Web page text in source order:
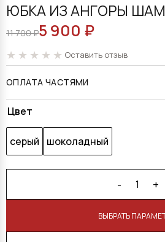
ЮБКА ИЗ АНГОРЫ ШАМ
11 700₽
ПЕРВОНАЧАЛЬНАЯ
ЦЕНА
СОСТАВЛЯЛА
11
700 ₽.
5 900 ₽
ТЕКУЩАЯ
ЦЕНА:
5
900 ₽.
Оставить отзыв
ОПЛАТА ЧАСТЯМИ
Цвет
серый шоколадный
- 1 +
В КОРЗИНУ
Alternative: